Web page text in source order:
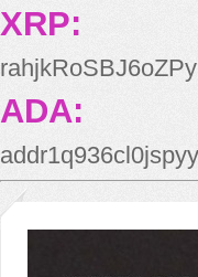
XRP:
ADA: